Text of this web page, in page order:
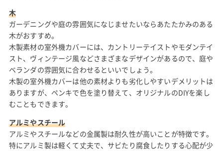
木
ガーデニングや庭の雰囲気になじませたいならあたたかみのある
木がおすすめ。
木製素材の室外機カバーには、カントリーテイストやモダンテイ
スト、ヴィンテージ風などさまざまなデザインがあるので、庭や
ベランダの雰囲気に合わせるといいでしょう。
木製の室外機カバーは他の素材よりも劣化しやすいデメリットは
ありますが、ペンキで色を塗り替えて、オリジナルのDIYを楽し
むこともできます。
アルミやスチール
アルミやスチールなどの金属製は耐久性が高いことが特徴です。
特にアルミ製は軽くて丈夫で、サビたり腐食したりする心配が少